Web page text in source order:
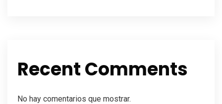
Recent Comments
No hay comentarios que mostrar.